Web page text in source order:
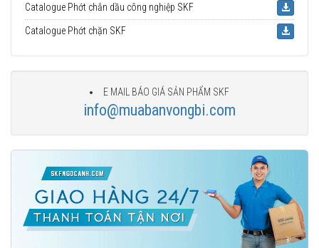
Catalogue Phớt chắn dầu công nghiệp SKF
Catalogue Phớt chặn SKF
E MAIL BÁO GIÁ SẢN PHẨM SKF
info@muabanvongbi.com